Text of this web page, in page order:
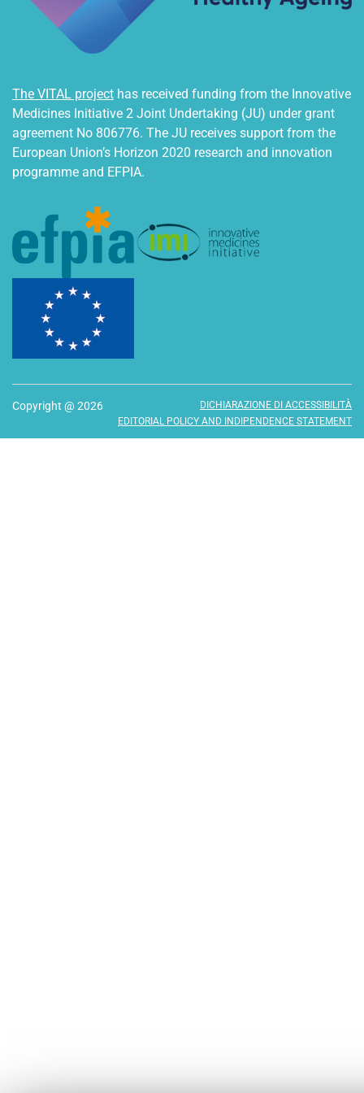
The VITAL project has received funding from the Innovative
Medicines Initiative 2 Joint Undertaking (JU) under grant
agreement No 806776. The JU receives support from the
European Union’s Horizon 2020 research and innovation
programme and EFPIA.
Copyright @ 2026
DICHIARAZIONE DI ACCESSIBILITÀ
EDITORIAL POLICY AND INDIPENDENCE STATEMENT